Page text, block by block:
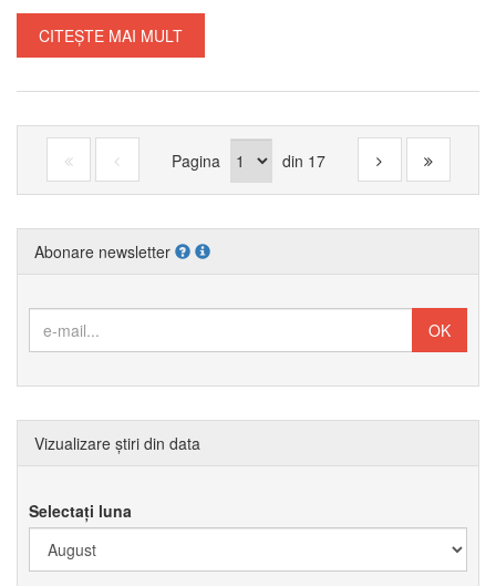
CITEȘTE MAI MULT
Pagina din 17
Abonare newsletter
Vizualizare știri din data
Selectați luna